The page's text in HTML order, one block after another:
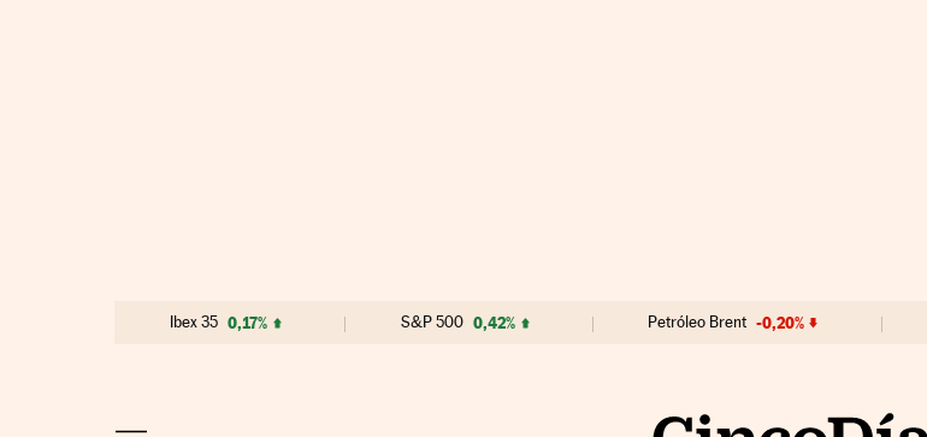
Ibex 35 0,17% S&P 500 0,42% Petróleo Brent -0,20%